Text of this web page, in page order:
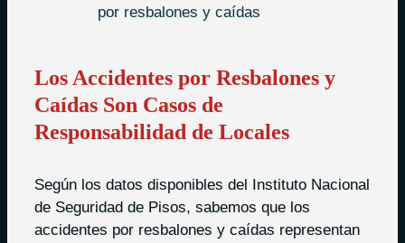
por resbalones y caídas
Los Accidentes por Resbalones y
Caídas Son Casos de
Responsabilidad de Locales
Según los datos disponibles del Instituto Nacional
de Seguridad de Pisos, sabemos que los
accidentes por resbalones y caídas representan